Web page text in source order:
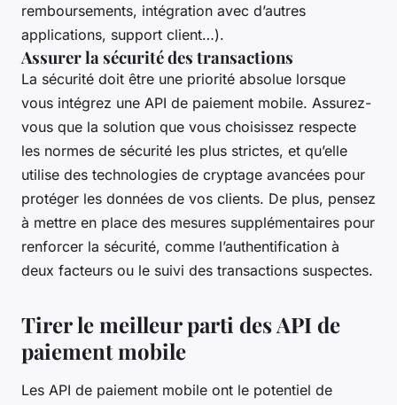
remboursements, intégration avec d’autres
applications, support client…).
Assurer la sécurité des transactions
La sécurité doit être une priorité absolue lorsque
vous intégrez une API de paiement mobile. Assurez-
vous que la solution que vous choisissez respecte
les normes de sécurité les plus strictes, et qu’elle
utilise des technologies de cryptage avancées pour
protéger les données de vos clients. De plus, pensez
à mettre en place des mesures supplémentaires pour
renforcer la sécurité, comme l’authentification à
deux facteurs ou le suivi des transactions suspectes.
Tirer le meilleur parti des API de
paiement mobile
Les API de paiement mobile ont le potentiel de